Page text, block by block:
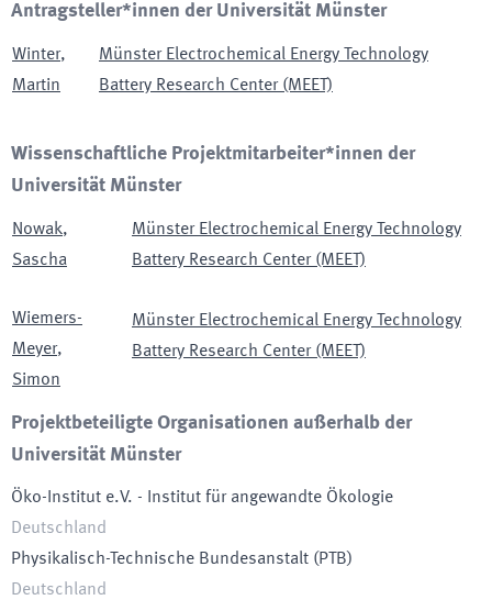
Antragsteller*innen der Universität Münster
Winter,
Martin
Münster Electrochemical Energy Technology
Battery Research Center (MEET)
Wissenschaftliche Projektmitarbeiter*innen der
Universität Münster
Nowak,
Sascha
Münster Electrochemical Energy Technology
Battery Research Center (MEET)
Wiemers-
Meyer,
Simon
Münster Electrochemical Energy Technology
Battery Research Center (MEET)
Projektbeteiligte Organisationen außerhalb der
Universität Münster
Öko-Institut e.V. - Institut für angewandte Ökologie
Deutschland
Physikalisch-Technische Bundesanstalt (PTB)
Deutschland